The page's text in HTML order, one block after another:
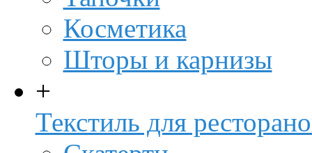
Косметика
Шторы и карнизы
+
Текстиль для